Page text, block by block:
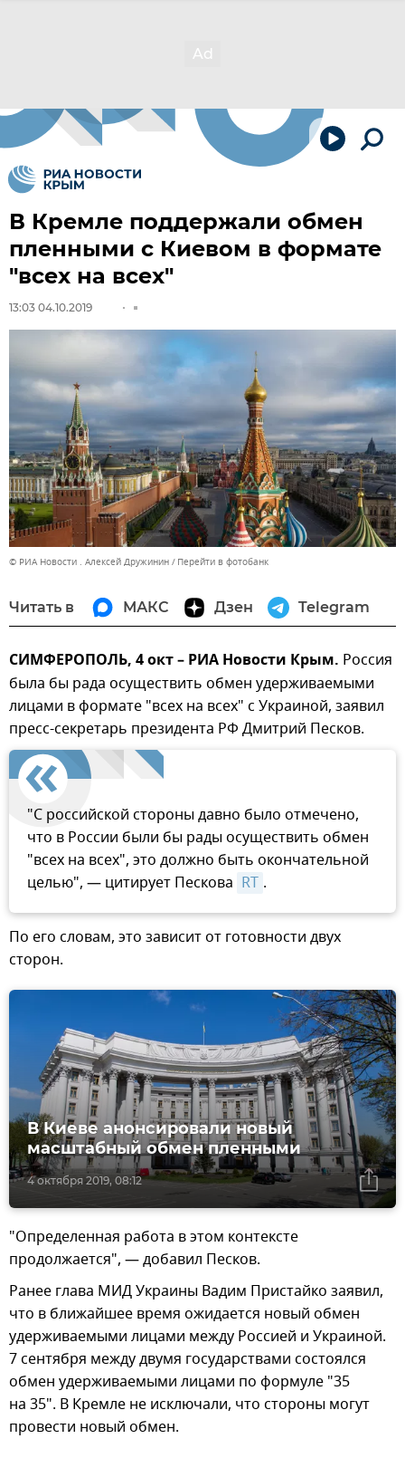
В Кремле поддержали обмен
пленными с Киевом в формате
"всех на всех"
13:03 04.10.2019
© РИА Новости . Алексей Дружинин Перейти в фотобанк
Читать в МАКС Дзен Telegram
СИМФЕРОПОЛЬ, 4 окт – РИА Новости Крым. Россия
была бы рада осуществить обмен удерживаемыми
лицами в формате "всех на всех" с Украиной, заявил
пресс-секретарь президента РФ Дмитрий Песков.
"С российской стороны давно было отмечено,
что в России были бы рады осуществить обмен
"всех на всех", это должно быть окончательной
целью", — цитирует Пескова RT .
По его словам, это зависит от готовности двух
сторон.
4 октября 2019, 08:12
В Киеве анонсировали новый
масштабный обмен пленными
"Определенная работа в этом контексте
продолжается", — добавил Песков.
Ранее глава МИД Украины Вадим Пристайко заявил,
что в ближайшее время ожидается новый обмен
удерживаемыми лицами между Россией и Украиной.
7 сентября между двумя государствами состоялся
обмен удерживаемыми лицами по формуле "35
на 35". В Кремле не исключали, что стороны могут
провести новый обмен.